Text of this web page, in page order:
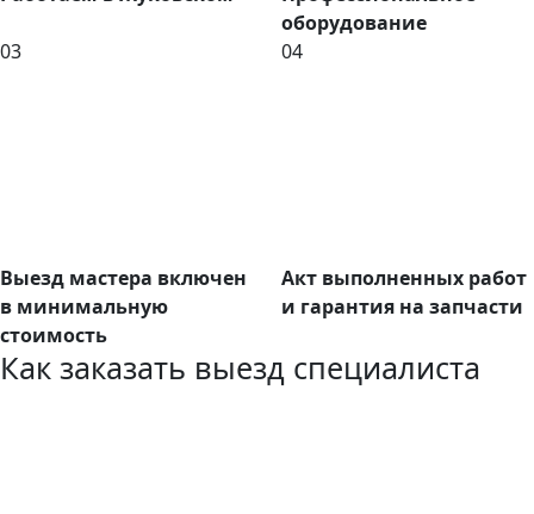
оборудование
03
Выезд мастера включен
в минимальную
стоимость
04
Акт выполненных работ
и гарантия на запчасти
Как заказать выезд специалиста